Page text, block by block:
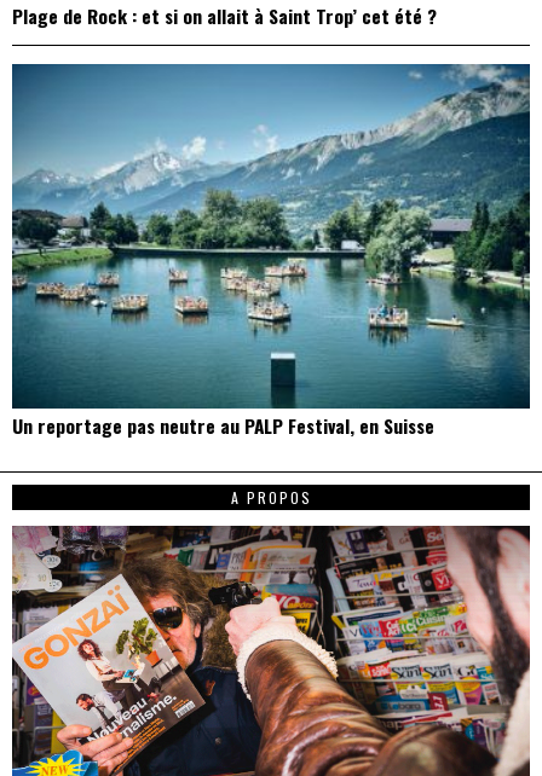
Plage de Rock : et si on allait à Saint Trop’ cet été ?
Un reportage pas neutre au PALP Festival, en Suisse
A PROPOS